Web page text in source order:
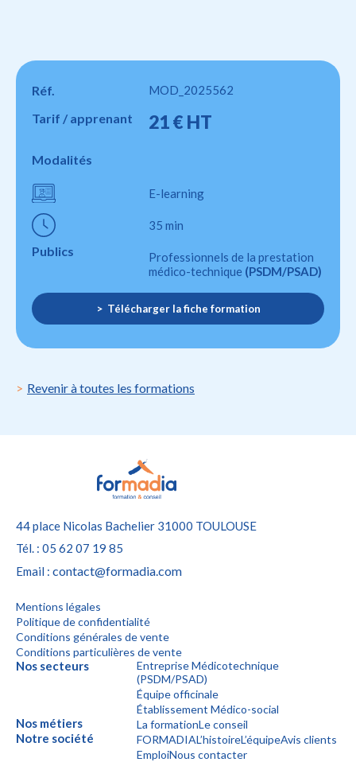
Réf. MOD_2025562
Tarif / apprenant 21 € HT
Modalités
E-learning
35 min
Publics
Professionnels de la prestation
médico-technique (PSDM/PSAD)
Télécharger la fiche formation
Revenir à toutes les formations
44 place Nicolas Bachelier 31000 TOULOUSE
Tél. : 05 62 07 19 85
Email : contact@formadia.com
Mentions légales
Politique de confidentialité
Conditions générales de vente
Conditions particulières de vente
Nos secteurs
Entreprise Médicotechnique
(PSDM/PSAD)
Équipe officinale
Établissement Médico-social
Nos métiers La formationLe conseil
Notre société FORMADIAL’histoireL’équipeAvis clients
EmploiNous contacter